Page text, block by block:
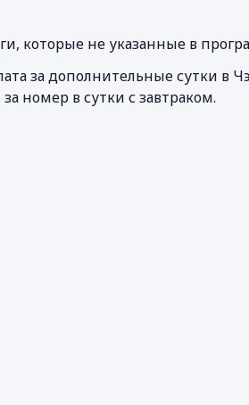
которые не указанные в
за дополнительные сутки в
за номер в сутки с завтраком.